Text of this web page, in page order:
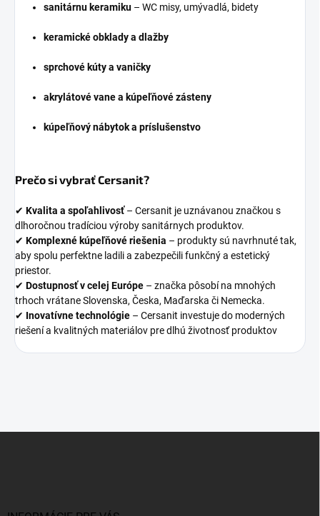
sanitárnu keramiku – WC misy, umývadlá, bidety
keramické obklady a dlažby
sprchové kúty a vaničky
akrylátové vane a kúpeľňové zásteny
kúpeľňový nábytok a príslušenstvo
Prečo si vybrať Cersanit?
✔ Kvalita a spoľahlivosť– Cersanit je uznávanou značkou s
dlhoročnou tradíciou výroby sanitárnych produktov.
✔ Komplexné kúpeľňové riešenia – produkty sú navrhnuté tak,
aby spolu perfektne ladili a zabezpečili funkčný a estetický
priestor.
✔ Dostupnosť v celej Európe – značka pôsobí na mnohých
trhoch vrátane Slovenska, Česka, Maďarska či Nemecka.
✔ Inovatívne technológie – Cersanit investuje do moderných
riešení a kvalitných materiálov pre dlhú životnosť produktov